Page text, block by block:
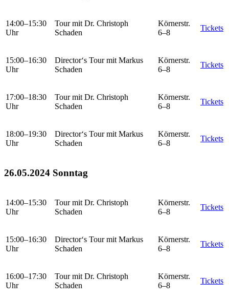
14:00–15:30
Uhr
Tour mit Dr. Christoph
Schaden
Körnerstr.
6–8
Tickets
15:00–16:30
Uhr
Director‘s Tour mit Markus
Schaden
Körnerstr.
6–8
Tickets
17:00–18:30
Uhr
Tour mit Dr. Christoph
Schaden
Körnerstr.
6–8
Tickets
18:00–19:30
Uhr
Director‘s Tour mit Markus
Schaden
Körnerstr.
6–8
Tickets
26.05.2024 Sonntag
14:00–15:30
Uhr
Tour mit Dr. Christoph
Schaden
Körnerstr.
6–8
Tickets
15:00–16:30
Uhr
Director‘s Tour mit Markus
Schaden
Körnerstr.
6–8
Tickets
16:00–17:30
Uhr
Tour mit Dr. Christoph
Schaden
Körnerstr.
6–8
Tickets